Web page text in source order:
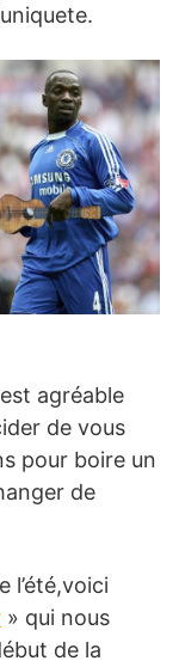
agréable
de vous
pour boire un
de
l’été,voici
» qui nous
de la